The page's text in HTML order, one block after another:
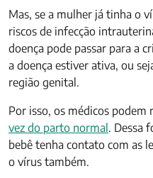
Mas, se a mulher já tinha o
riscos de infecção
doença pode passar para a
a doença estiver ativa, ou
região genital.
Por isso, os médicos podem
vez do parto normal . Dessa
bebê tenha contato com as
o vírus também.